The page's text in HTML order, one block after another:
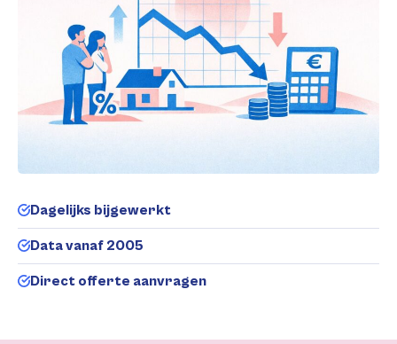
Dagelijks bijgewerkt
Data vanaf 2005
Direct offerte aanvragen